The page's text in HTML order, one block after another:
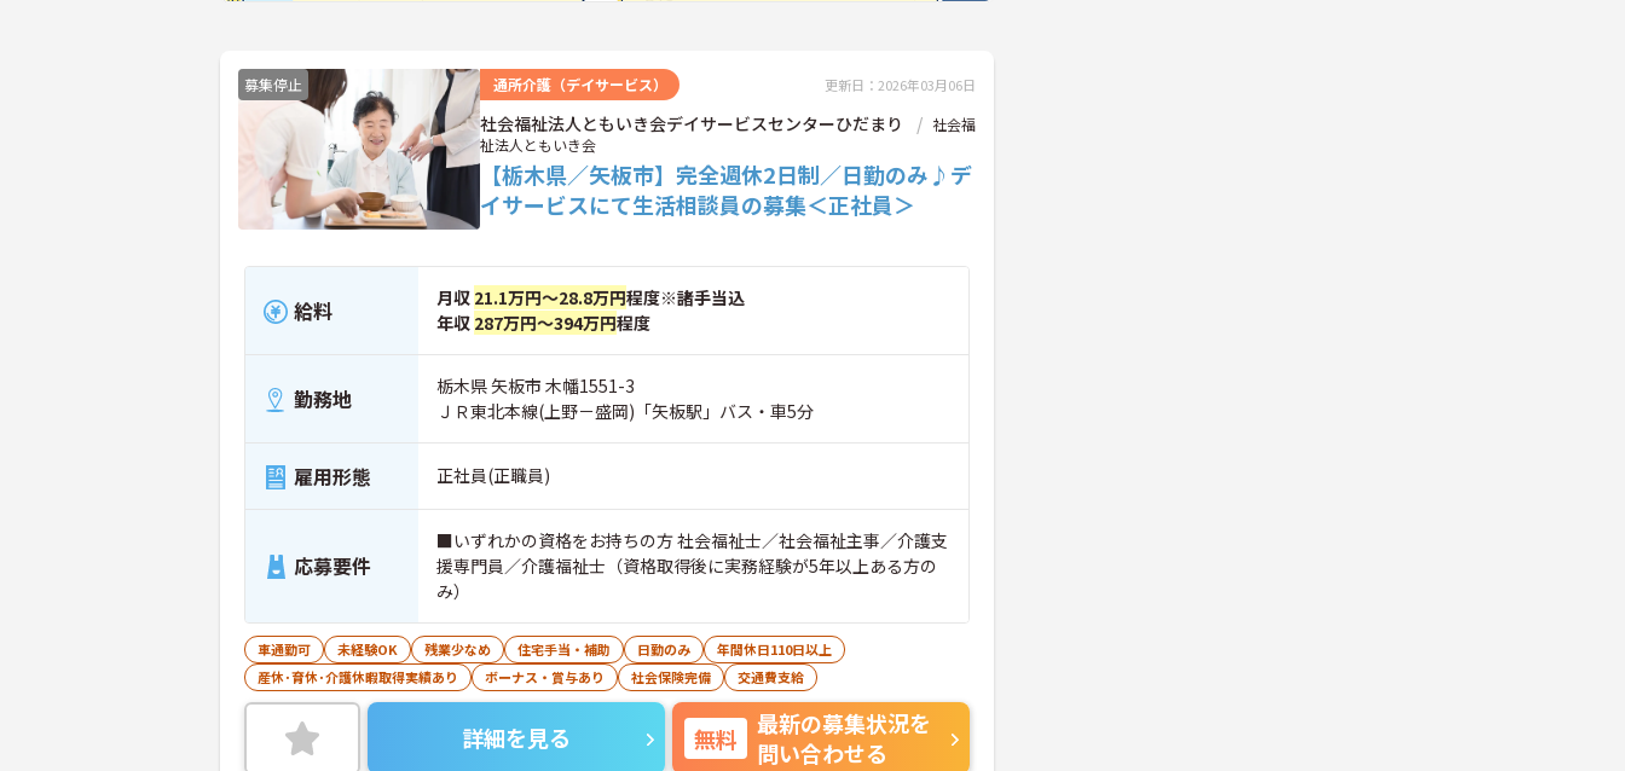
募集停止 通所介護（デイサービス） 更新日：2026年03月06日
社会福祉法人ともいき会デイサービスセンターひだまり
社会福
祉法人ともいき会
【栃木県／矢板市】完全週休2日制／日勤のみ♪デ
イサービスにて生活相談員の募集＜正社員＞
給料 月収 21.1万円～28.8万円程度※諸手当込
年収 287万円～394万円程度
勤務地
栃木県 矢板市 木幡1551-3
ＪＲ東北本線(上野－盛岡)「矢板駅」バス・車5分
雇用形態 正社員(正職員)
応募要件
■いずれかの資格をお持ちの方 社会福祉士／社会福祉主事／介護支
援専門員／介護福祉士（資格取得後に実務経験が5年以上ある方の
み）
車通勤可 未経験OK 残業少なめ 住宅手当・補助 日勤のみ
年間休日110日以上
産休･育休･介護休暇取得実績あり
ボーナス・賞与あり 社会保険完備 交通費支給
詳細を見る 無料
最新の募集状況を
問い合わせる